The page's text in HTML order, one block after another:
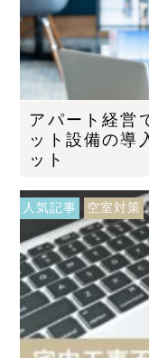
アパート経営
ット設備の導
ット
人気記事 空室対策